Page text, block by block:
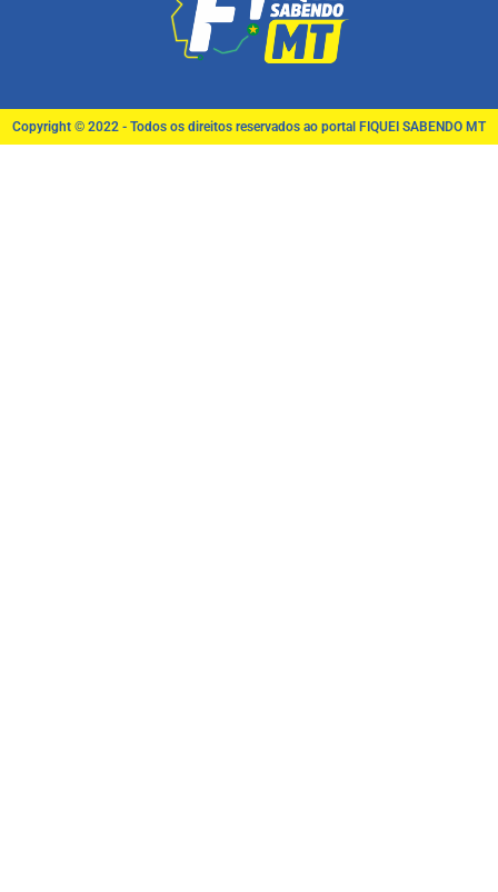
Copyright © 2022 - Todos os direitos reservados ao portal FIQUEI SABENDO MT